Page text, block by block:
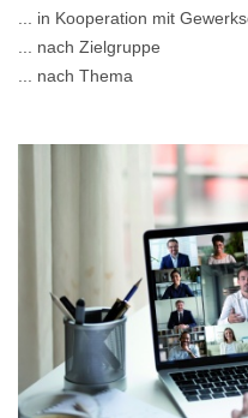
... in Kooperation mit
... nach Zielgruppe
... nach Thema